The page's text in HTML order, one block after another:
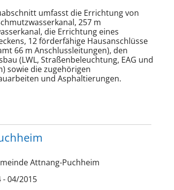
umfasst die Errichtung von
257 m
die Errichtung eines
12 förderfähige Hausanschlüsse
66 m Anschlussleitungen), den
(LWL, Straßenbeleuchtung, EAG und
sowie die zugehörigen
und Asphaltierungen.
Attnang-Puchheim
- 04/2015